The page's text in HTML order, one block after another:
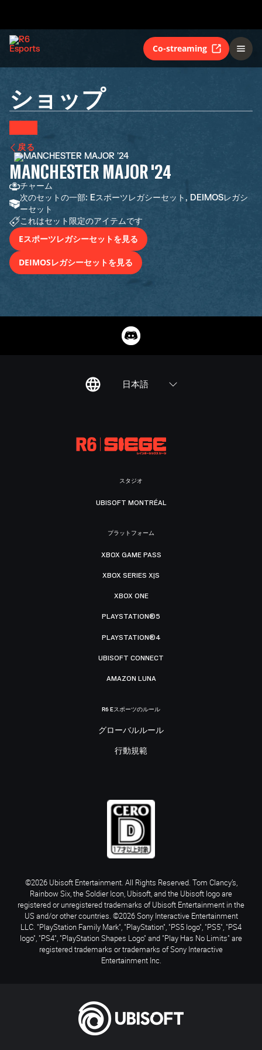
Co-streaming
ショップ
戻る
MANCHESTER MAJOR '24
チャーム
次のセットの一部: Eスポーツレガシーセット, DEIMOSレガシ
ーセット
これはセット限定のアイテムです
Eスポーツレガシーセットを見る
DEIMOSレガシーセットを見る
日本語
スタジオ
UBISOFT MONTRÉAL
プラットフォーム
XBOX GAME PASS
XBOX SERIES X|S
XBOX ONE
PLAYSTATION®5
PLAYSTATION®4
UBISOFT CONNECT
AMAZON LUNA
R6 Eスポーツのルール
グローバルルール
行動規範
©2026 Ubisoft Entertainment. All Rights Reserved. Tom Clancy’s,
Rainbow Six, the Soldier Icon, Ubisoft, and the Ubisoft logo are
registered or unregistered trademarks of Ubisoft Entertainment in the
US and/or other countries. ©2026 Sony Interactive Entertainment
LLC. "PlayStation Family Mark", "PlayStation", "PS5 logo", "PS5", "PS4
logo", "PS4", "PlayStation Shapes Logo" and "Play Has No Limits" are
registered trademarks or trademarks of Sony Interactive
Entertainment Inc.